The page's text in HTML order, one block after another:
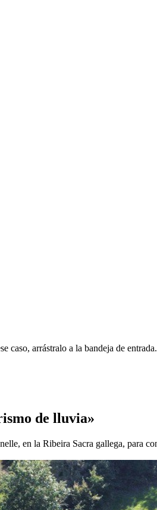
caso, arrástralo a la bandeja de entrada.
de lluvia»
en la Ribeira Sacra gallega, para